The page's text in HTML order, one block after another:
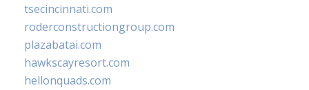
tsecincinnati.com
roderconstructiongroup.com
plazabatai.com
hawkscayresort.com
hellonquads.com